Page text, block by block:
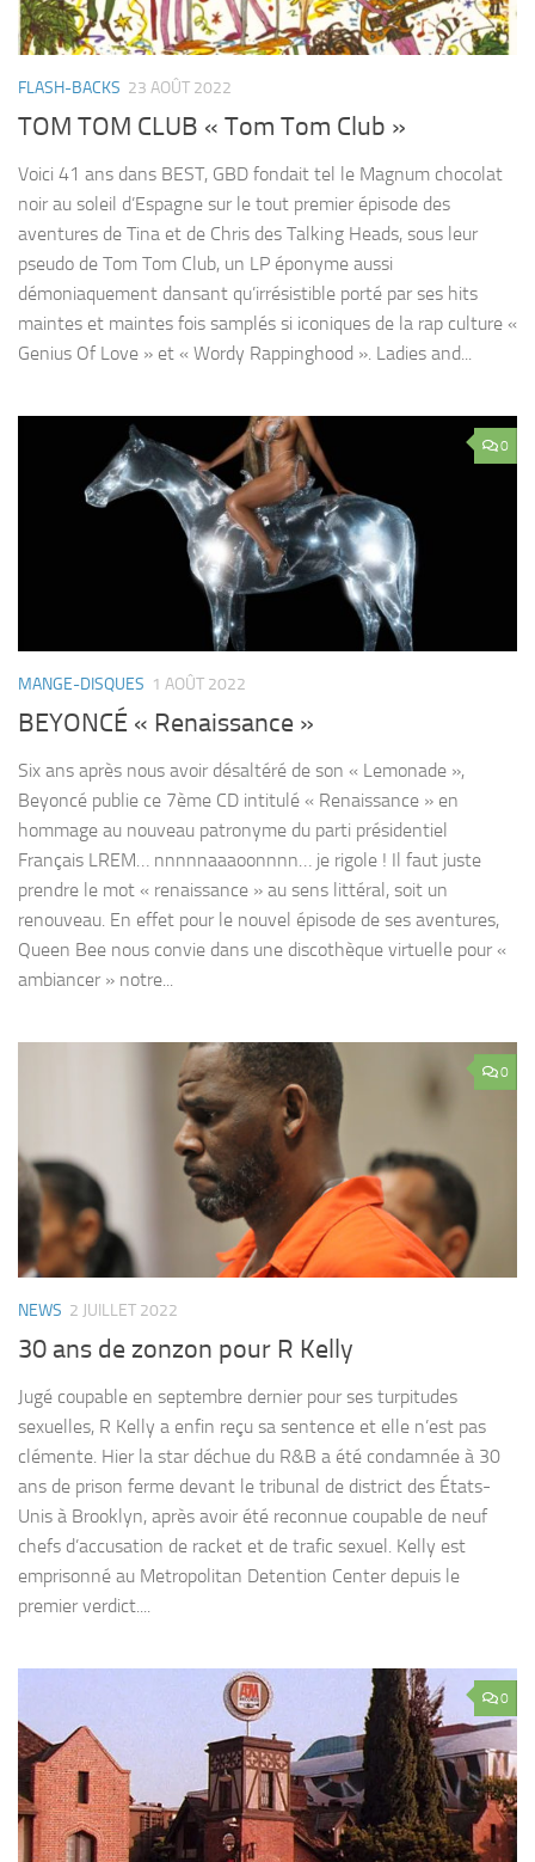
FLASH-BACKS 23 AOÛT 2022
TOM TOM CLUB « Tom Tom Club »
Voici 41 ans dans BEST, GBD fondait tel le Magnum chocolat
noir au soleil d’Espagne sur le tout premier épisode des
aventures de Tina et de Chris des Talking Heads, sous leur
pseudo de Tom Tom Club, un LP éponyme aussi
démoniaquement dansant qu’irrésistible porté par ses hits
maintes et maintes fois samplés si iconiques de la rap culture «
Genius Of Love » et « Wordy Rappinghood ». Ladies and...
0
MANGE-DISQUES 1 AOÛT 2022
BEYONCÉ « Renaissance »
Six ans après nous avoir désaltéré de son « Lemonade »,
Beyoncé publie ce 7ème CD intitulé « Renaissance » en
hommage au nouveau patronyme du parti présidentiel
Français LREM… nnnnnaaaoonnnn… je rigole ! Il faut juste
prendre le mot « renaissance » au sens littéral, soit un
renouveau. En effet pour le nouvel épisode de ses aventures,
Queen Bee nous convie dans une discothèque virtuelle pour «
ambiancer » notre...
0
NEWS 2 JUILLET 2022
30 ans de zonzon pour R Kelly
Jugé coupable en septembre dernier pour ses turpitudes
sexuelles, R Kelly a enfin reçu sa sentence et elle n’est pas
clémente. Hier la star déchue du R&B a été condamnée à 30
ans de prison ferme devant le tribunal de district des États-
Unis à Brooklyn, après avoir été reconnue coupable de neuf
chefs d’accusation de racket et de trafic sexuel. Kelly est
emprisonné au Metropolitan Detention Center depuis le
premier verdict....
0